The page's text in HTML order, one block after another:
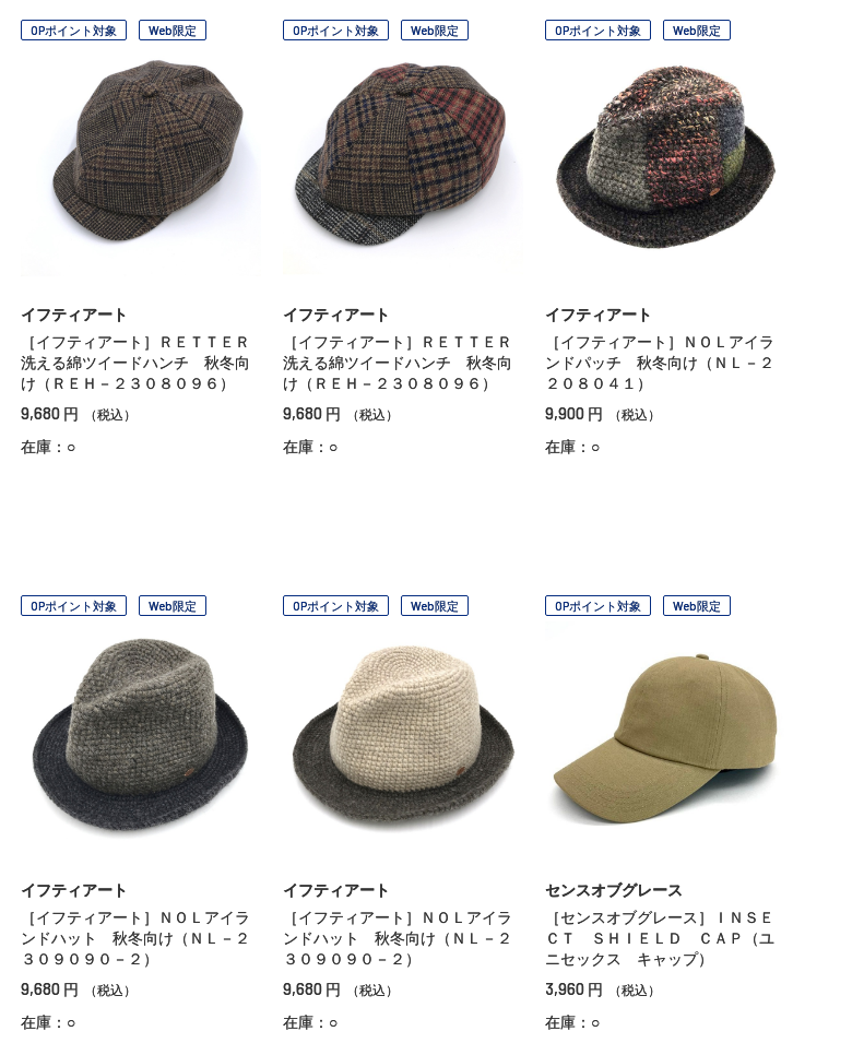
OPポイント対象 Web限定
イフティアート
［イフティアート］ＲＥＴＴＥＲ
洗える綿ツイードハンチ 秋冬向
け（ＲＥＨ－２３０８０９６）
9,680 円 （税込）
在庫：○
OPポイント対象 Web限定
イフティアート
［イフティアート］ＲＥＴＴＥＲ
洗える綿ツイードハンチ 秋冬向
け（ＲＥＨ－２３０８０９６）
9,680 円 （税込）
在庫：○
OPポイント対象 Web限定
イフティアート
［イフティアート］ＮＯＬアイラ
ンドパッチ 秋冬向け（ＮＬ－２
２０８０４１）
9,900 円 （税込）
在庫：○
OPポイント対象 Web限定
イフティアート
［イフティアート］ＮＯＬアイラ
ンドハット 秋冬向け（ＮＬ－２
３０９０９０－２）
9,680 円 （税込）
在庫：○
OPポイント対象 Web限定
イフティアート
［イフティアート］ＮＯＬアイラ
ンドハット 秋冬向け（ＮＬ－２
３０９０９０－２）
9,680 円 （税込）
在庫：○
OPポイント対象 Web限定
センスオブグレース
［センスオブグレース］ＩＮＳＥ
ＣＴ ＳＨＩＥＬＤ ＣＡＰ（ユ
ニセックス キャップ）
3,960 円 （税込）
在庫：○